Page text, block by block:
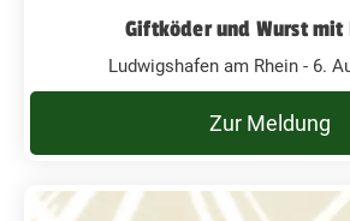
Giftköder und Wurst mit
Ludwigshafen am Rhein - 6.
Zur Meldung